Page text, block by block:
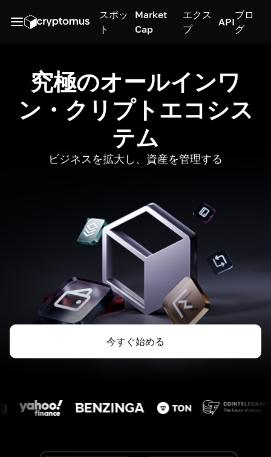
スポッ
ト
Market
Cap
エクス
プ
API
ブロ
グ
究極のオールインワ
ン・クリプトエコシス
テム
ビジネスを拡大し、資産を管理する
今すぐ始める